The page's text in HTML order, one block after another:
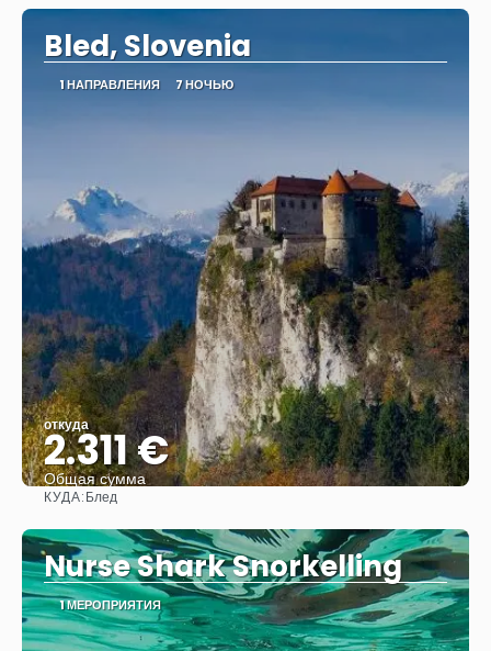
Bled, Slovenia
1 НАПРАВЛЕНИЯ 7 НОЧЬЮ
откуда
2.311 €
Общая сумма
КУДА:Блед
Nurse Shark Snorkelling
1 МЕРОПРИЯТИЯ